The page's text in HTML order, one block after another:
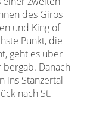
des Giros
und King of
Punkt, die
geht es über
Danach
ins Stanzertal
nach St.